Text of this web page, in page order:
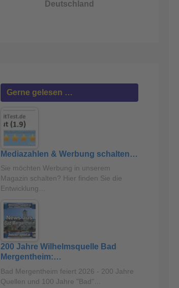
Deutschland
Gerne gelesen …
Mediazahlen & Werbung schalten…
Sie möchten Werbung in unserem
Magazin schalten? Hier finden Sie die
Entwicklung…
200 Jahre Wilhelmsquelle Bad
Mergentheim:…
Bad Mergentheim feiert 2026 - 200 Jahre
Quellen und 100 Jahre "Bad"…